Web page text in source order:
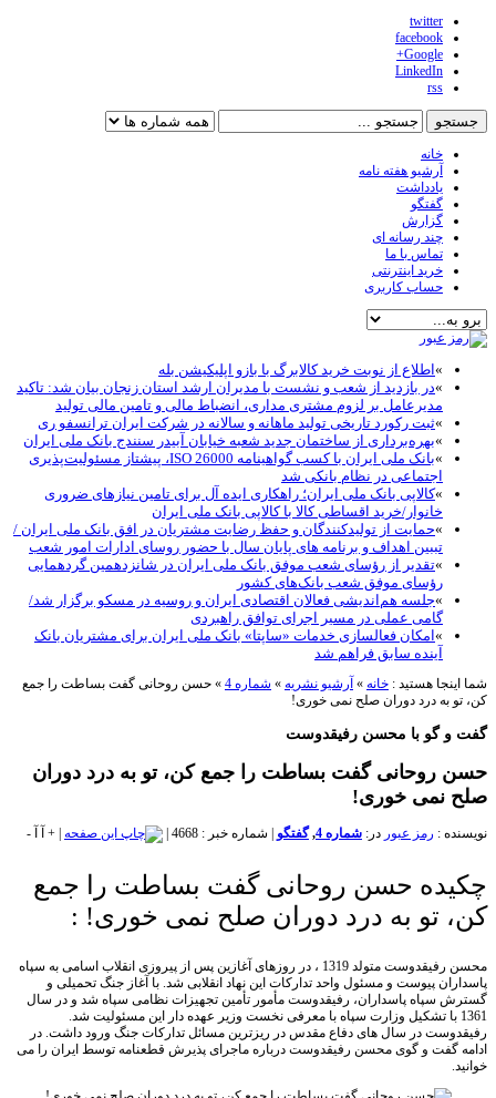
twitter
facebook
Google+
LinkedIn
آرشیو هفته نامه
یادداشت
گفتگو
گزارش
چند رسانه ای
تماس با ما
خرید اینترنتی
حساب کاربری
اطلاع از نوبت خرید کالابرگ با بازو اپلیکیشن بله
در بازدید از شعب و نشست با مدیران ارشد استان زنجان بیان شد: تاکید
مدیرعامل بر لزوم مشتری مداری، انضباط مالی و تامین مالی تولید
ثبت رکورد تاریخی تولید ماهانه و سالانه در شرکت ایران ترانسفو ری
بهره‌برداری از ساختمان جدید شعبه خیابان آبیدر سنندج بانک ملی ایران
بانک ملی ایران با کسب گواهینامه ISO 26000، پیشتاز مسئولیت‌پذیری
اجتماعی در نظام بانکی شد
کالاپی بانک ملی ایران؛ راهکاری ایده آل برای تامین نیازهای ضروری
خانوار/خرید اقساطی کالا با کالاپی بانک ملی ایران
حمایت از تولیدکنندگان و حفظ رضایت مشتریان در افق بانک ملی ایران /
تببین اهداف و برنامه های پایان سال با حضور روسای ادارات امور شعب
تقدیر از رؤسای شعب موفق بانک ملی ایران در شانزدهمین گردهمایی
رؤسای موفق شعب بانک‌های کشور
جلسه هم‌اندیشی فعالان اقتصادی ایران و روسیه در مسکو برگزار شد/
گامی عملی در مسیر اجرای توافق راهبردی
امکان فعالسازی خدمات «ساپتا» بانک ملی ایران برای مشتریان بانک
آینده سابق فراهم شد
هستید :خانه » آرشیو نشریه » شماره 4 » حسن روحانی گفت بساطت را جمع
به درد دوران صلح نمی خوری!
گو با محسن رفیقدوست
روحانی گفت بساطت را جمع کن، تو به درد دوران
نمی خوری!
:رمز عبور در:شماره 4 ,گفتگو | شماره خبر : 4668 |
+ آ آ -
حسن روحانی گفت بساطت را جمع
تو به درد دوران صلح نمی خوری! :
محسن رفیقدوست متولد 1319 ، در روزهای آغازین پس از پیروزی انقلاب اسامی به سپاه
پیوست و مسئول واحد تدارکات این نهاد انقلابی شد. با آغاز جنگ تحمیلی و
سپاه پاسداران، رفیقدوست مأمور تأمین تجهیزات نظامی سپاه شد و در سال
با تشکیل وزارت سپاه با معرفی نخست وزیر عهده دار این مسئولیت شد.
در سال های دفاع مقدس در ریزترین مسائل تدارکات جنگ ورود داشت. در
گفت و گوی محسن رفیقدوست درباره ماجرای پذیرش قطعنامه توسط ایران را می